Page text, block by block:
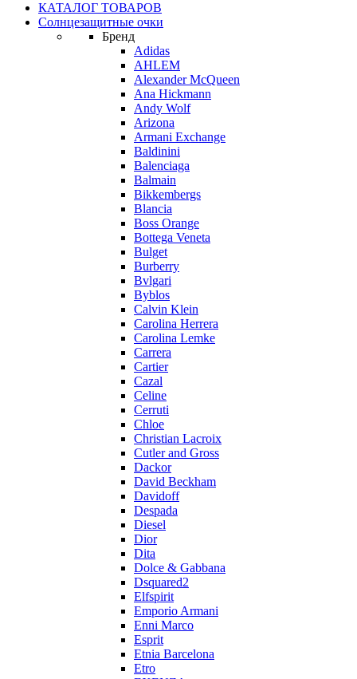
КАТАЛОГ ТОВАРОВ
Солнцезащитные очки
Бренд
Adidas
AHLEM
Alexander McQueen
Ana Hickmann
Andy Wolf
Arizona
Armani Exchange
Baldinini
Balenciaga
Balmain
Bikkembergs
Blancia
Boss Orange
Bottega Veneta
Bulget
Burberry
Bvlgari
Byblos
Calvin Klein
Carolina Herrera
Carolina Lemke
Carrera
Cartier
Cazal
Celine
Cerruti
Chloe
Christian Lacroix
Cutler and Gross
Dackor
David Beckham
Davidoff
Despada
Diesel
Dior
Dita
Dolce & Gabbana
Dsquared2
Elfspirit
Emporio Armani
Enni Marco
Esprit
Etnia Barcelona
Etro